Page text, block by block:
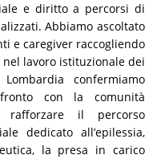
e diritto a percorsi di
Abbiamo ascoltato
e caregiver raccogliendo
lavoro istituzionale dei
confermiamo
con la comunità
il percorso
dedicato all’epilessia,
la presa in carico